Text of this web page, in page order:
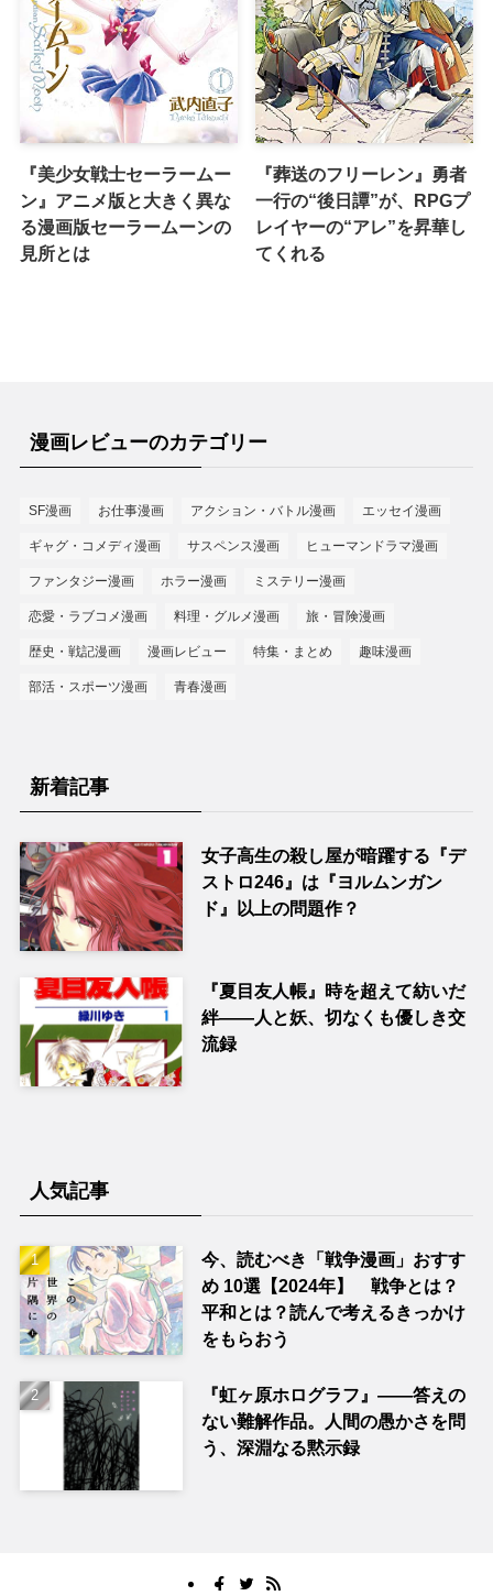
『美少女戦士セーラームー
ン』アニメ版と大きく異な
る漫画版セーラームーンの
見所とは
『葬送のフリーレン』勇者
一行の“後日譚”が、RPGプ
レイヤーの“アレ”を昇華し
てくれる
漫画レビューのカテゴリー
SF漫画 お仕事漫画 アクション・バトル漫画 エッセイ漫画
ギャグ・コメディ漫画 サスペンス漫画 ヒューマンドラマ漫画
ファンタジー漫画 ホラー漫画 ミステリー漫画
恋愛・ラブコメ漫画 料理・グルメ漫画 旅・冒険漫画
歴史・戦記漫画 漫画レビュー 特集・まとめ 趣味漫画
部活・スポーツ漫画 青春漫画
新着記事
女子高生の殺し屋が暗躍する『デ
ストロ246』は『ヨルムンガン
ド』以上の問題作？
『夏目友人帳』時を超えて紡いだ
絆――人と妖、切なくも優しき交
流録
人気記事
今、読むべき「戦争漫画」おすす
め 10選【2024年】 戦争とは？
平和とは？読んで考えるきっかけ
をもらおう
『虹ヶ原ホログラフ』——答えの
ない難解作品。人間の愚かさを問
う、深淵なる黙示録